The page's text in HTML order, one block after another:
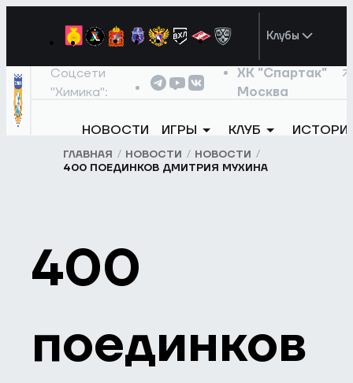
Клубы
Соцсети
"Химика":
ХК "Спартак"
Москва
НОВОСТИ ИГРЫ КЛУБ
ГЛАВНАЯ НОВОСТИ
НОВОСТИ
400 ПОЕДИНКОВ ДМИТРИЯ МУХИНА
400
поединков